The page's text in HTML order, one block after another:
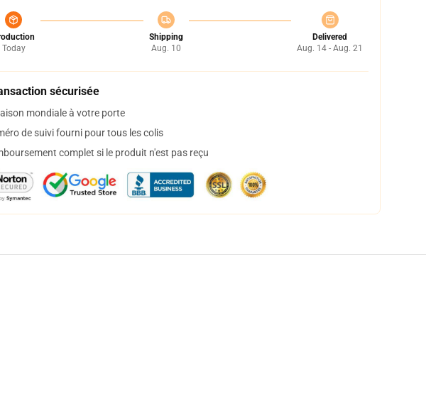
Today
Shipping
Aug. 10
Delivered
Aug. 14 - Aug. 21
sécurisée
mondiale à votre porte
de suivi fourni pour tous les colis
complet si le produit n'est pas reçu